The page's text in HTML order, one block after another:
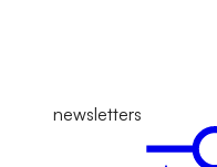
newsletters